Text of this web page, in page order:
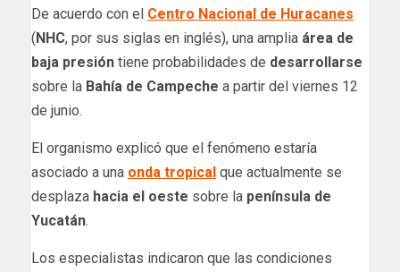
De acuerdo con el Centro Nacional de Huracanes
(NHC, por sus siglas en inglés), una amplia área de
baja presión tiene probabilidades de desarrollarse
sobre la Bahía de Campeche a partir del viernes 12
de junio.
El organismo explicó que el fenómeno estaría
asociado a una onda tropical que actualmente se
desplaza hacia el oeste sobre la península de
Yucatán.
Los especialistas indicaron que las condiciones